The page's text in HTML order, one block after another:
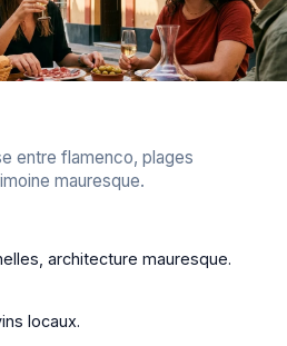
entre flamenco, plages
mauresque.
architecture mauresque.
locaux.